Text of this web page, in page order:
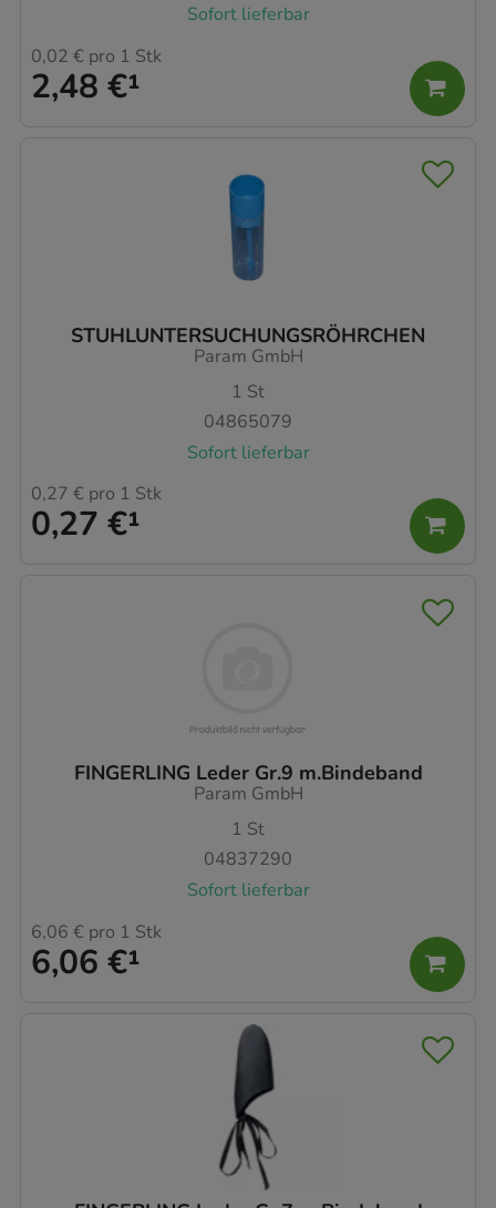
Sofort lieferbar
2,48 €¹
0,02 € pro 1 Stk
STUHLUNTERSUCHUNGSRÖHRCHEN
Param GmbH
1 St
04865079
Sofort lieferbar
0,27 €¹
0,27 € pro 1 Stk
FINGERLING Leder Gr.9 m.Bindeband
Param GmbH
1 St
04837290
Sofort lieferbar
6,06 €¹
6,06 € pro 1 Stk